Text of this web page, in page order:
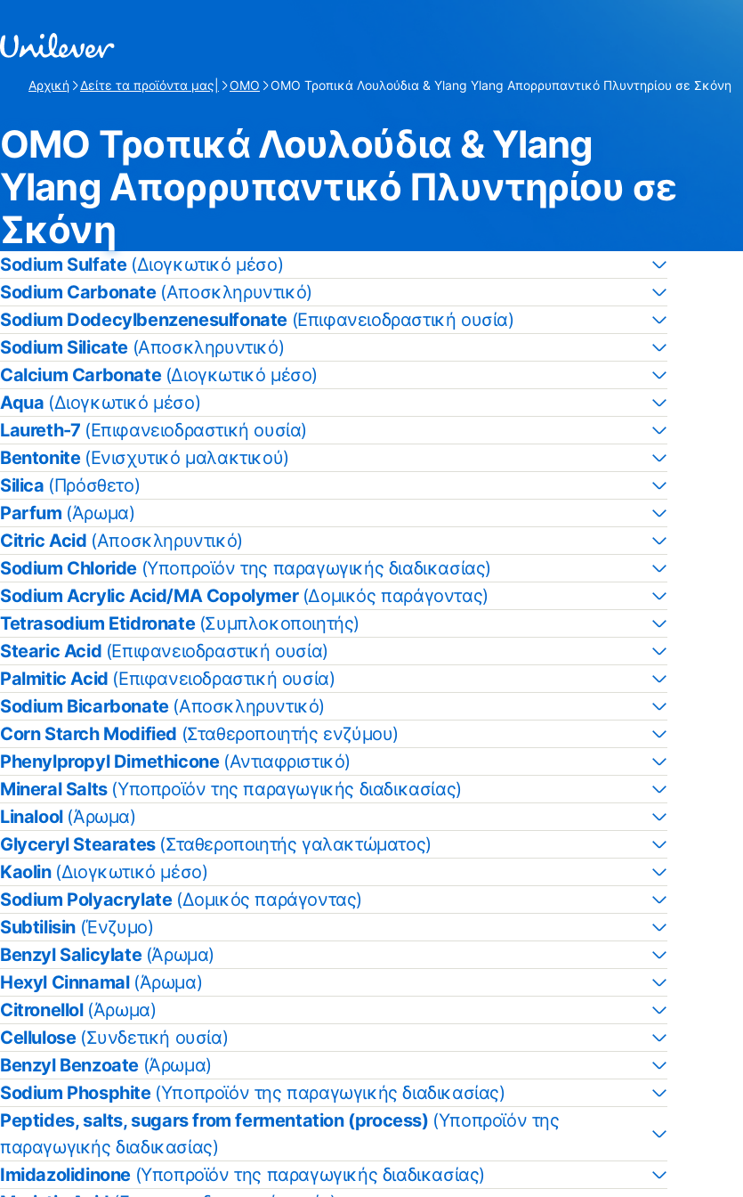
Αρχική Δείτε τα προϊόντα μας| OMOΤρέχουσα σελίδα:
OMO Τροπικά Λουλούδια & Ylang Ylang Απορρυπαντικό Πλυντηρίου σε Σκόνη
OMO Τροπικά Λουλούδια & Ylang
Ylang Απορρυπαντικό Πλυντηρίου σε
Σκόνη
Sodium Sulfate (Διογκωτικό μέσο)
Sodium Carbonate (Αποσκληρυντικό)
Sodium Dodecylbenzenesulfonate (Επιφανειοδραστική ουσία)
Sodium Silicate (Αποσκληρυντικό)
Calcium Carbonate (Διογκωτικό μέσο)
Aqua (Διογκωτικό μέσο)
Laureth-7 (Επιφανειοδραστική ουσία)
Bentonite (Ενισχυτικό μαλακτικού)
Silica (Πρόσθετο)
Parfum (Άρωμα)
Citric Acid (Αποσκληρυντικό)
Sodium Chloride (Υποπροϊόν της παραγωγικής διαδικασίας)
Sodium Acrylic Acid/MA Copolymer (Δομικός παράγοντας)
Tetrasodium Etidronate (Συμπλοκοποιητής)
Stearic Acid (Επιφανειοδραστική ουσία)
Palmitic Acid (Επιφανειοδραστική ουσία)
Sodium Bicarbonate (Αποσκληρυντικό)
Corn Starch Modified (Σταθεροποιητής ενζύμου)
Phenylpropyl Dimethicone (Αντιαφριστικό)
Mineral Salts (Υποπροϊόν της παραγωγικής διαδικασίας)
Linalool (Άρωμα)
Glyceryl Stearates (Σταθεροποιητής γαλακτώματος)
Kaolin (Διογκωτικό μέσο)
Sodium Polyacrylate (Δομικός παράγοντας)
Subtilisin (Ένζυμο)
Benzyl Salicylate (Άρωμα)
Hexyl Cinnamal (Άρωμα)
Citronellol (Άρωμα)
Cellulose (Συνδετική ουσία)
Benzyl Benzoate (Άρωμα)
Sodium Phosphite (Υποπροϊόν της παραγωγικής διαδικασίας)
Peptides, salts, sugars from fermentation (process) (Υποπροϊόν της
παραγωγικής διαδικασίας)
Imidazolidinone (Υποπροϊόν της παραγωγικής διαδικασίας)